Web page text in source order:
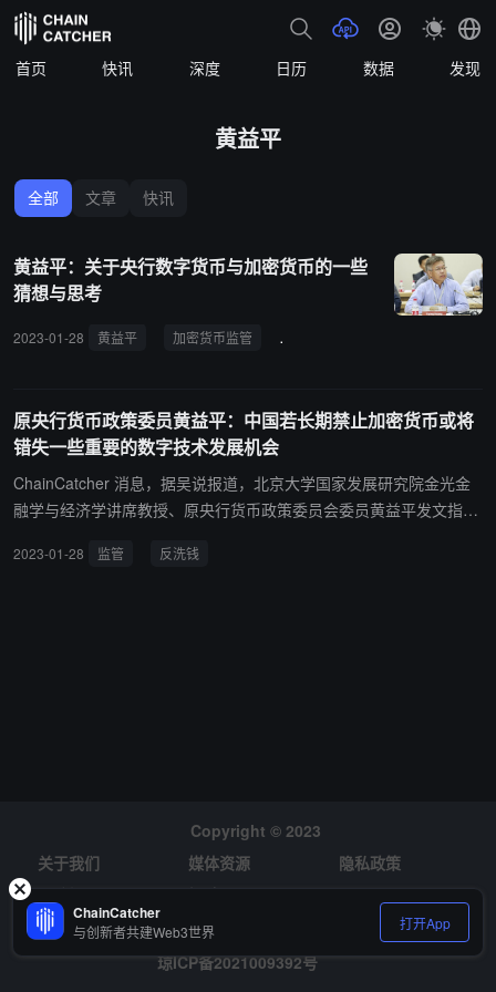
首页 快讯 深度 日历 数据 发现
黄益平
全部 文章 快讯
黄益平：关于央行数字货币与加密货币的一些
猜想与思考
2023-01-28 黄益平 加密货币监管
原央行货币政策委员黄益平：中国若长期禁止加密货币或将
错失一些重要的数字技术发展机会
ChainCatcher 消息，据吴说报道，北京大学国家发展研究院金光金
融学与经济学讲席教授、原央行货币政策委员会委员黄益平发文指
币等加密货币并非严格意义上的货币，而更像是一种数字资产，原因
规金融体系是十分有价值的，包括代币化、分布式账本、区块链技术
等等。如果长期禁止加密货币交易和相关活动，有可能会错失一些重
要数字技术发展的机会，且禁止也不一定能够长期有效。 关于应该如
何监管加密货币，尤其是对一个发展中国家来说，还没有特别好的既
能保障稳定又能发挥效用的做法，但最终可能仍然需要找到一种有效
的处理方法。（来源链接）
2023-01-28 监管 反洗钱
Copyright © 2023
关于我们
媒体资源
隐私政策
风险提示
招聘
琼ICP备2021009392号
ChainCatcher
与创新者共建Web3世界 打开App